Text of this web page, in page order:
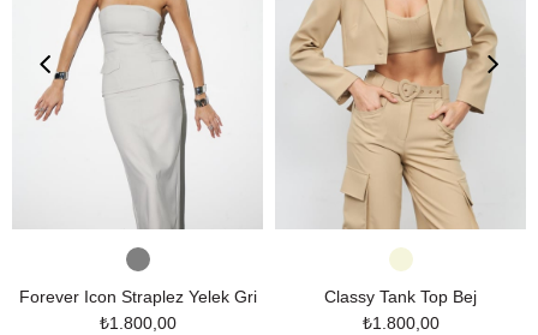
Forever Icon Straplez Yelek Gri
₺1.800,00
Classy Tank Top Bej
₺1.800,00